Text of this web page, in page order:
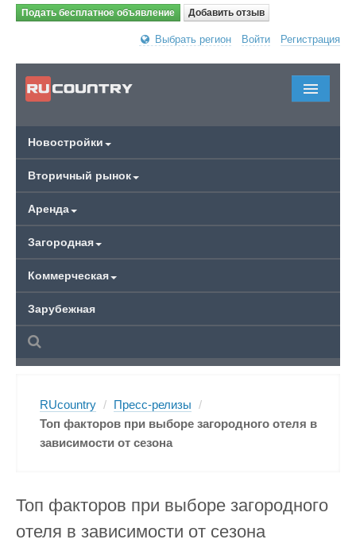
Подать бесплатное объявление Добавить отзыв
Выбрать регион Войти Регистрация
Новостройки
Вторичный рынок
Аренда
Загородная
Коммерческая
Зарубежная
RUcountry / Пресс-релизы /
Топ факторов при выборе загородного отеля в
зависимости от сезона
Топ факторов при выборе загородного
отеля в зависимости от сезона